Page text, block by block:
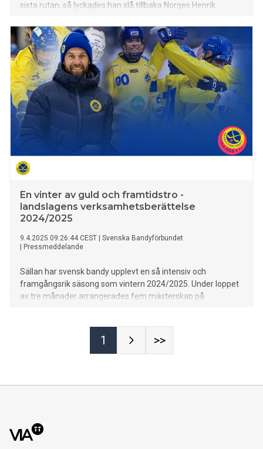
sista rutan, så lyckades han slå tillbaka Norges Henrik
började tänka att det inte är min dag idag, men som tur är så
är jag envis och ger aldrig upp, säger en glad Arnar Jonsson
En vinter av guld och framtidstro -
landslagens verksamhetsberättelse
2024/2025
9.4.2025 09:26:44 CEST
Svenska Bandyförbundet
Pressmeddelande
Sällan har svensk bandy upplevt en så intensiv och
framgångsrik säsong som vintern 2024/2025. Under loppet
av tre månader arrangerades fem mästerskap på
i vår landslagsverksamhet. Men det är inte bara medaljerna
som gör oss stolta. Det är sättet de tas – med engagemang,
1 >>